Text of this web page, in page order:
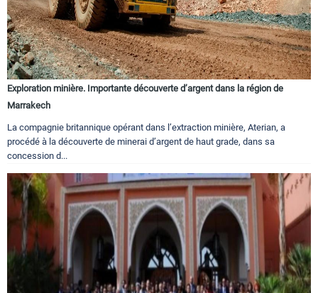
Exploration minière. Importante découverte d’argent dans la région de
Marrakech
La compagnie britannique opérant dans l’extraction minière, Aterian, a
procédé à la découverte de minerai d’argent de haut grade, dans sa
concession d...